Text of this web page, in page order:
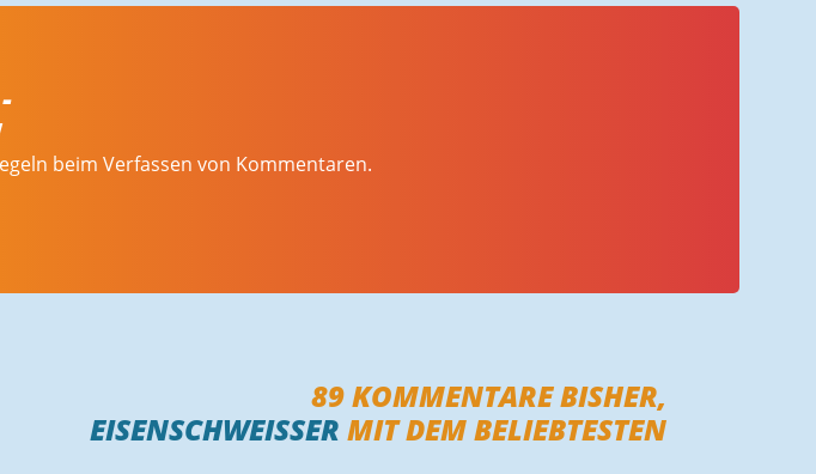
beim Verfassen von Kommentaren.
89KOMMENTARE BISHER,
EISENSCHWEISSER
MIT DEM BELIEBTESTEN